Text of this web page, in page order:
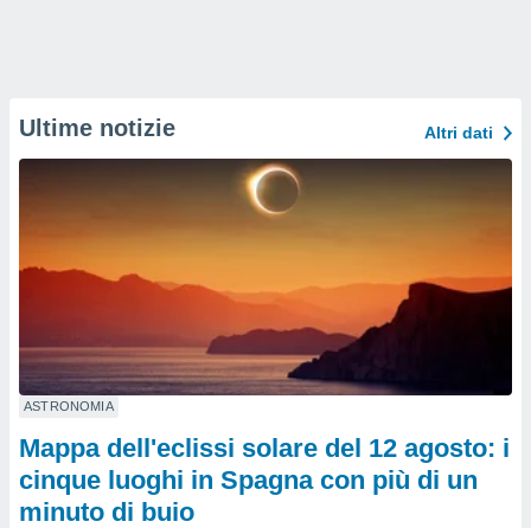
Ultime notizie Altri dati
ASTRONOMIA
Mappa dell'eclissi solare del 12 agosto: i
cinque luoghi in Spagna con più di un
minuto di buio